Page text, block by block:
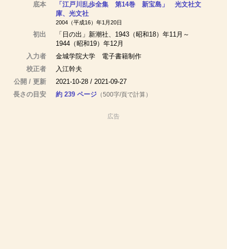
底本
「江戸川乱歩全集 第14巻 新宝島」 光文社文
庫、光文社
2004（平成16）年1月20日
初出
「日の出」新潮社、1943（昭和18）年11月～
1944（昭和19）年12月
入力者
金城学院大学 電子書籍制作
校正者
入江幹夫
公開 / 更新
2021-10-28 / 2021-09-27
長さの目安
約 239 ページ （500字/頁で計算）
広告